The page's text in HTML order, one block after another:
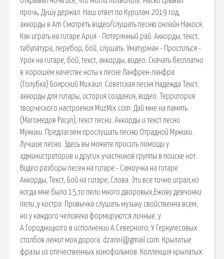
прочь, Душу держал. Наш ответ по Курилам 2019 год,
аккорды в Am Смотреть видео/слушать песню онлайн Накося.
Как играть на гитаре Ария - Потерянный рай. Аккорды, текст,
табулатура, перебор, бой, слушать. Уматурман - Проститься -
Урок на гитаре, бой, текст, аккорды, видео. Скачать бесплатно
в хорошем качестве ноты к песне Ланфрен-ланфра
(Голубка) Боярский Михаил. Советская песня Надежда Текст,
аккорды для гитары, история создания, видео. Территория
творческого настроения MuzMix.com. Дай мне на память
(Магомедов Расул), текст песни. Аккорды и текст песни
Мужики. Предлагаем прослушать песню Отрадной Мужики.
Лучшие песни. Здесь вы можете просить помощи у
администраторов и других участников группы в поиске нот.
Видео разборы песен на гитаре - Самоучка на гитаре
Аккорды, Текст, Бой на гитаре, Слова. Эти все точно играл,но
когда мне было 15,то пели много дворовых,Ежову девчонки
пели ,у костра. Привычка слушать музыку свойственна всем,
но у каждого человека формируются личные. у
А.Городницкого в исполнении А.Северного; У Геркулесовых
столбов лежит моя дорога. dzanni@gmail.com. Крылатые
фразы из отечественных кинофильмов. Коллекция крылатых